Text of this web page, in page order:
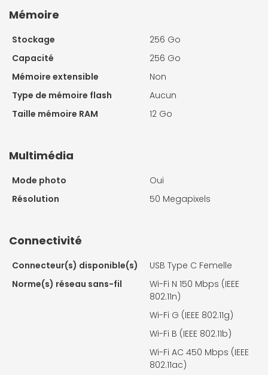
Mémoire
Stockage
256 Go
Capacité
256 Go
Mémoire extensible
Non
Type de mémoire flash
Aucun
Taille mémoire RAM
12 Go
Multimédia
Mode photo
Oui
Résolution
50 Megapixels
Connectivité
Connecteur(s) disponible(s)
USB Type C Femelle
Norme(s) réseau sans-fil
Wi-Fi N 150 Mbps (IEEE
802.11n)
Wi-Fi G (IEEE 802.11g)
Wi-Fi B (IEEE 802.11b)
Wi-Fi AC 450 Mbps (IEEE
802.11ac)